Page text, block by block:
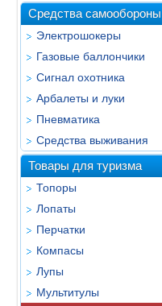
Средства самообороны
Электрошокеры
Газовые баллончики
Сигнал охотника
Арбалеты и луки
Пневматика
Средства выживания
Товары для туризма
Топоры
Лопаты
Перчатки
Компасы
Лупы
Мультитулы